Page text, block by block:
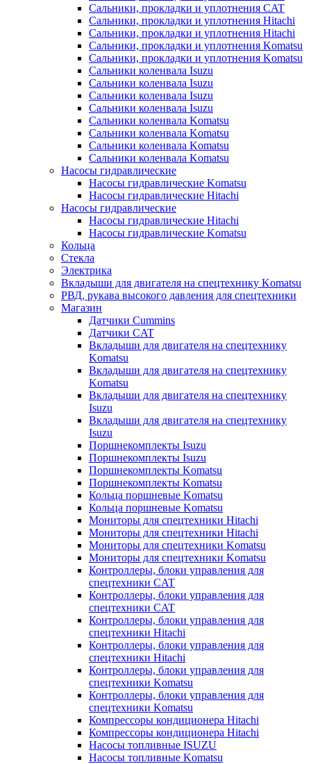
Сальники, прокладки и уплотнения CAT
Сальники, прокладки и уплотнения Hitachi
Сальники, прокладки и уплотнения Hitachi
Сальники, прокладки и уплотнения Komatsu
Сальники, прокладки и уплотнения Komatsu
Сальники коленвала Isuzu
Сальники коленвала Isuzu
Сальники коленвала Isuzu
Сальники коленвала Isuzu
Сальники коленвала Komatsu
Сальники коленвала Komatsu
Сальники коленвала Komatsu
Сальники коленвала Komatsu
Насосы гидравлические
Насосы гидравлические Komatsu
Насосы гидравлические Hitachi
Насосы гидравлические
Насосы гидравлические Hitachi
Насосы гидравлические Komatsu
Кольца
Стекла
Электрика
Вкладыши для двигателя на спецтехнику Komatsu
РВД, рукава высокого давления для спецтехники
Магазин
Датчики Cummins
Датчики CAT
Вкладыши для двигателя на спецтехнику
Komatsu
Вкладыши для двигателя на спецтехнику
Komatsu
Вкладыши для двигателя на спецтехнику
Isuzu
Вкладыши для двигателя на спецтехнику
Isuzu
Поршнекомплекты Isuzu
Поршнекомплекты Isuzu
Поршнекомплекты Komatsu
Поршнекомплекты Komatsu
Кольца поршневые Komatsu
Кольца поршневые Komatsu
Мониторы для спецтехники Hitachi
Мониторы для спецтехники Hitachi
Мониторы для спецтехники Komatsu
Мониторы для спецтехники Komatsu
Контроллеры, блоки управления для
спецтехники CAT
Контроллеры, блоки управления для
спецтехники CAT
Контроллеры, блоки управления для
спецтехники Hitachi
Контроллеры, блоки управления для
спецтехники Hitachi
Контроллеры, блоки управления для
спецтехники Komatsu
Контроллеры, блоки управления для
спецтехники Komatsu
Компрессоры кондиционера Hitachi
Компрессоры кондиционера Hitachi
Насосы топливные ISUZU
Насосы топливные Komatsu